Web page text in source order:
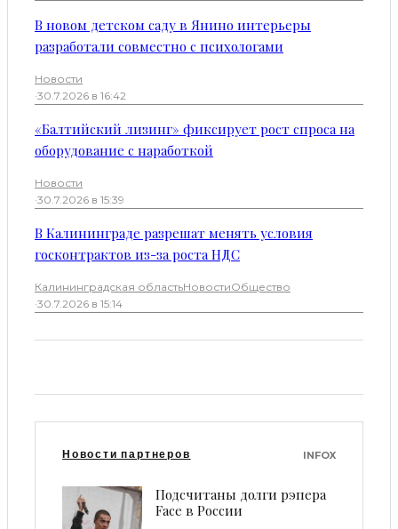
В новом детском саду в Янино интерьеры
разработали совместно с психологами
Новости
·30.7.2026 в 16:42
«Балтийский лизинг» фиксирует рост спроса на
оборудование с наработкой
Новости
·30.7.2026 в 15:39
В Калининграде разрешат менять условия
госконтрактов из-за роста НДС
Калининградская областьНовостиОбщество
·30.7.2026 в 15:14
Новости партнеров INFOX
Подсчитаны долги рэпера
Face в России